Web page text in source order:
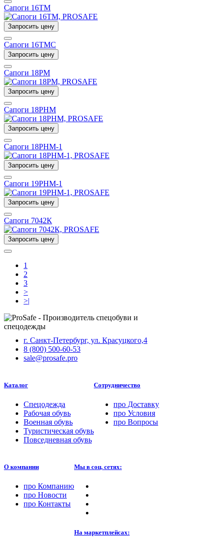
Сапоги 16ТМ
Запросить цену
Сапоги 16ТМС
Запросить цену
Сапоги 18РМ
Запросить цену
Сапоги 18РНМ
Запросить цену
Сапоги 18РНМ-1
Запросить цену
Сапоги 19РНМ-1
Запросить цену
Сапоги 7042К
Запросить цену
1
2
3
>
>|
г. Санкт-Петербург, ул. Красуцкого,4
8 (800) 500-60-53
sale@prosafe.pro
Каталог
Спецодежда
Рабочая обувь
Военная обувь
Туристическая обувь
Повседневная обувь
Сотрудничество
про Доставку
про Условия
про Вопросы
О компании
про Компанию
про Новости
про Контакты
Мы в соц. сетях:
На маркетплейсах: